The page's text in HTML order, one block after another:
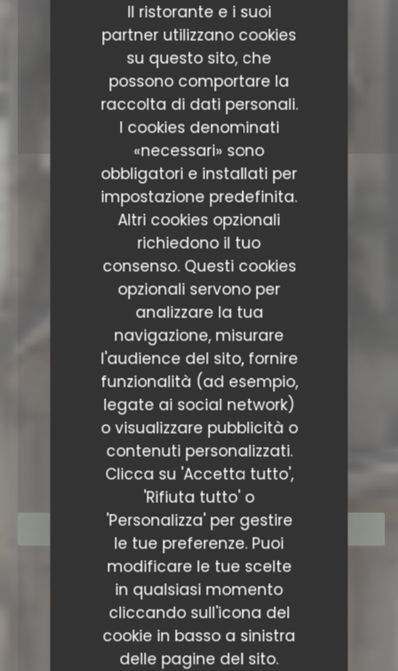
Il ristorante e i suoi
partner utilizzano cookies
su questo sito, che
possono comportare la
raccolta di dati personali.
I cookies denominati
«necessari» sono
obbligatori e installati per
impostazione predefinita.
Altri cookies opzionali
richiedono il tuo
consenso. Questi cookies
opzionali servono per
analizzare la tua
navigazione, misurare
l'audience del sito, fornire
funzionalità (ad esempio,
legate ai social network)
o visualizzare pubblicità o
contenuti personalizzati.
Clicca su 'Accetta tutto',
'Rifiuta tutto' o
'Personalizza' per gestire
le tue preferenze. Puoi
modificare le tue scelte
in qualsiasi momento
cliccando sull'icona del
cookie in basso a sinistra
delle pagine del sito.
RESTAURANT SAISONS
PRENOTA